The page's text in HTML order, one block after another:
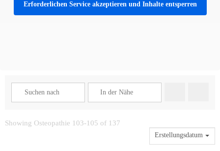
Erforderlichen Service akzeptieren und Inhalte entsperren
Showing Osteopathie 103-105 of 137
Erstellungsdatum